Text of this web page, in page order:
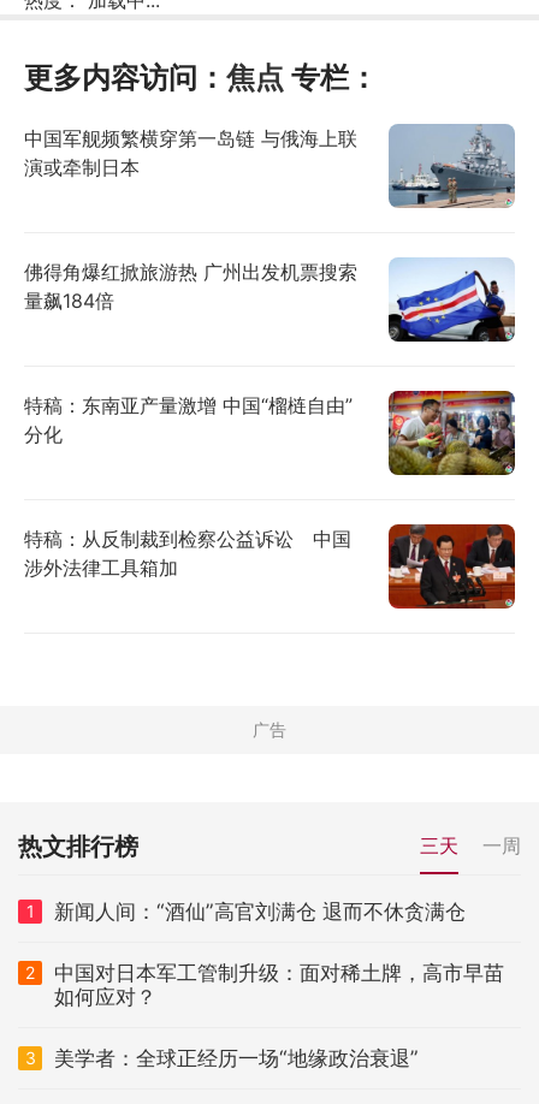
更多内容访问： 焦点 专栏：
中国军舰频繁横穿第一岛链 与俄海上联
演或牵制日本
佛得角爆红掀旅游热 广州出发机票搜索
量飙184倍
特稿：东南亚产量激增 中国“榴梿自由”
分化
特稿：从反制裁到检察公益诉讼 中国
涉外法律工具箱加
热文排行榜 三天 一周
1 新闻人间：“酒仙”高官刘满仓 退而不休贪满仓
2
中国对日本军工管制升级：面对稀土牌，高市早苗
如何应对？
3 美学者：全球正经历一场“地缘政治衰退”